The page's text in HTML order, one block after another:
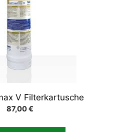
V Filterkartusche
87,00€